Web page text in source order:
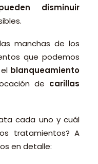
disminuir
manchas de los
que podemos
blanqueamiento
de carillas
cada uno y cuál
tratamientos? A
en detalle: